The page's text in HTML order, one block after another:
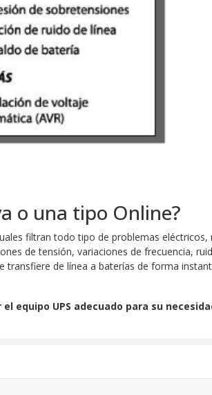
o una tipo Online?
filtran todo tipo de problemas
de tensión, variaciones de frecuencia,
de línea a baterías de forma
equipo UPS adecuado para su